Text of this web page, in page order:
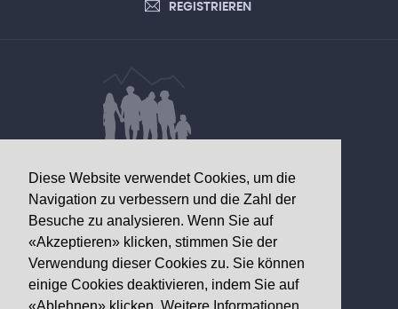
Diese Website verwendet Cookies, um die
Navigation zu verbessern und die Zahl der
Besuche zu analysieren. Wenn Sie auf
«Akzeptieren» klicken, stimmen Sie der
Verwendung dieser Cookies zu. Sie können
einige Cookies deaktivieren, indem Sie auf
«Ablehnen» klicken. Weitere Informationen
REGISTRIEREN
INTERESSE
Walliser Gesundheitsobservatorium
Av. Grand-Champsec 64
1950 Sitten
Telefon+41 27 603 49 61